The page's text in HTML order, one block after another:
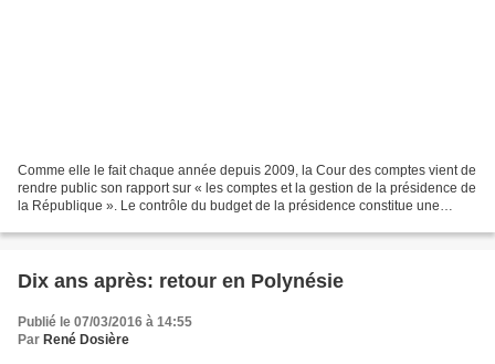
Comme elle le fait chaque année depuis 2009, la Cour des comptes vient de
rendre public son rapport sur « les comptes et la gestion de la présidence de
la République ». Le contrôle du budget de la présidence constitue une
Dix ans après: retour en Polynésie
Publié le 07/03/2016 à 14:55
Par René Dosière